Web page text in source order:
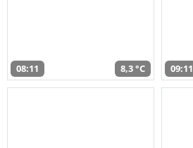
08:11 8,3 °C 09:11